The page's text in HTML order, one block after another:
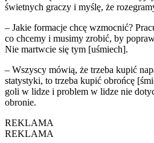
świetnych graczy i myślę, że
– Jakie formacje chcę wzmocnić?
co chcemy i musimy zrobić, by
Nie martwcie się tym [uśmiech].
– Wszyscy mówią, że trzeba kupić
statystyki, to trzeba kupić obrońcę
goli w lidze i problem w lidze nie
obronie.
REKLAMA
REKLAMA